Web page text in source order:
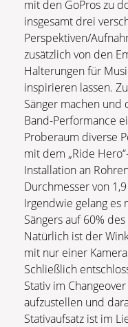
mit den GoPros zu
insgesamt drei
Perspektiven/
zusätzlich von den
Halterungen für
inspirieren lassen.
Sänger machen
Band-Performance
Proberaum diverse
mit dem „Ride
Installation an
Durchmesser von
Irgendwie gelang es
Sängers auf 60%
Natürlich ist der
mit nur einer
Schließlich
Stativ im
aufzustellen und
Stativaufsatz ist im